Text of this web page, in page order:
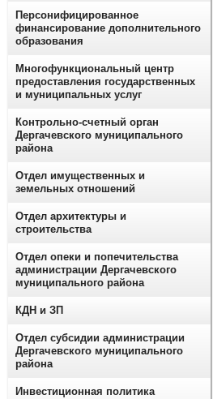
Персонифицированное
финансирование дополнительного
образования
Многофункциональный центр
предоставления государственных
и муниципальных услуг
Контрольно-счетный орган
Дергачевского муниципального
района
Отдел имущественных и
земельных отношений
Отдел архитектуры и
строительства
Отдел опеки и попечительства
администрации Дергачевского
муниципального района
КДН и ЗП
Отдел субсидии администрации
Дергачевского муниципального
района
Инвестиционная политика